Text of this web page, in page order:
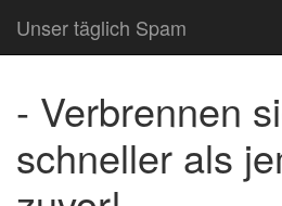
Unser täglich Spam
- Verbrennen
schneller als